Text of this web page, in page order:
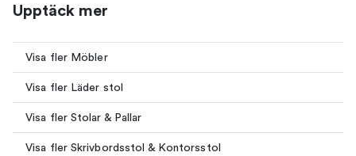
Upptäck mer
Visa fler Möbler
Visa fler Läder stol
Visa fler Stolar & Pallar
Visa fler Skrivbordsstol & Kontorsstol